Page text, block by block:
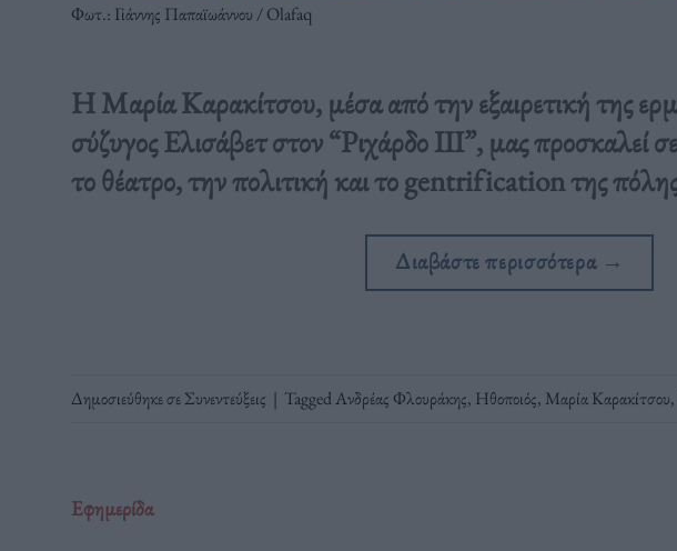
Φωτ.: Γιάννης Παπαϊωάννου / Olafaq
Η Μαρία Καρακίτσου, μέσα από την εξαιρετική της
σύζυγος Ελισάβετ στον “Ριχάρδο III”, μας προσκαλεί
το θέατρο, την πολιτική και το gentrification της
Διαβάστε περισσότερα →
Δημοσιεύθηκε σεΣυνεντεύξεις | TaggedΑνδρέας Φλουράκης, Ηθοποιός, Μαρία Καρακίτσου,
Εφημερίδα